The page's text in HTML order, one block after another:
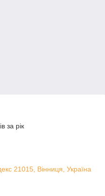
за рік
21015, Вінниця, Україна